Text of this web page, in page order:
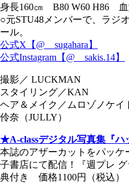
身長160㎝ B80 W60 H86
○元STU48メンバーで、ラジ
ール。
公式X【@__sugahara】
公式Instagram【@__sakis.14】
撮影／ LUCKMAN
スタイリング／KAN
ヘア＆メイク／ムロゾノケ
伶奈（JULLY）
★A-classデジタル写真集『ハ
本誌のアザーカットをパッ
子書店にて配信！『週プレ
典付き 価格1100円（税込）